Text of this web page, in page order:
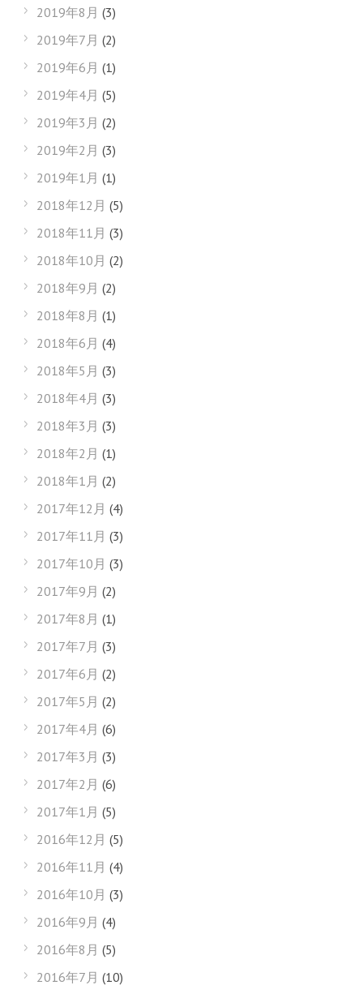
2019年8月 (3)
2019年7月 (2)
2019年6月 (1)
2019年4月 (5)
2019年3月 (2)
2019年2月 (3)
2019年1月 (1)
2018年12月 (5)
2018年11月 (3)
2018年10月 (2)
2018年9月 (2)
2018年8月 (1)
2018年6月 (4)
2018年5月 (3)
2018年4月 (3)
2018年3月 (3)
2018年2月 (1)
2018年1月 (2)
2017年12月 (4)
2017年11月 (3)
2017年10月 (3)
2017年9月 (2)
2017年8月 (1)
2017年7月 (3)
2017年6月 (2)
2017年5月 (2)
2017年4月 (6)
2017年3月 (3)
2017年2月 (6)
2017年1月 (5)
2016年12月 (5)
2016年11月 (4)
2016年10月 (3)
2016年9月 (4)
2016年8月 (5)
2016年7月 (10)